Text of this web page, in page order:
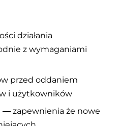
działania
z wymaganiami
przed oddaniem
i użytkowników
— zapewnienia że nowe